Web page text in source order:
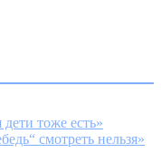
тоже есть»
смотреть нельзя»